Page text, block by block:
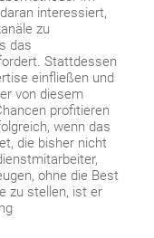
interessiert,
zu
das
Stattdessen
einfließen und
von diesem
profitieren
wenn das
die bisher nicht
ohne die Best
zu stellen, ist er